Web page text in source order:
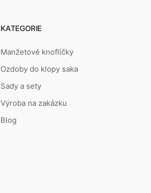
KATEGORIE
Manžetové knoflíčky
Ozdoby do klopy saka
Sady a sety
Výroba na zakázku
Blog